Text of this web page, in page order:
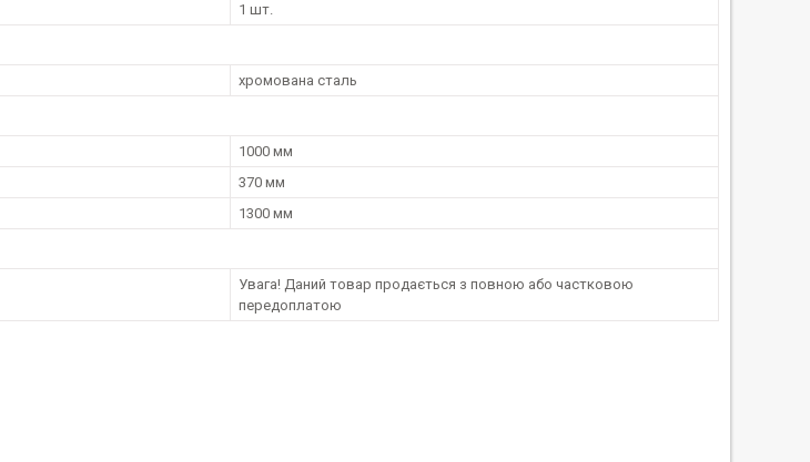
1 шт.
хромована сталь
1000 мм
370 мм
1300 мм
Увага! Даний товар продається з повною або частковою
передоплатою